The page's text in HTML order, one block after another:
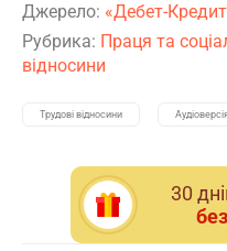
Джерело: «Дебет-
Рубрика: Праця та
відносини
Трудові відносини
30